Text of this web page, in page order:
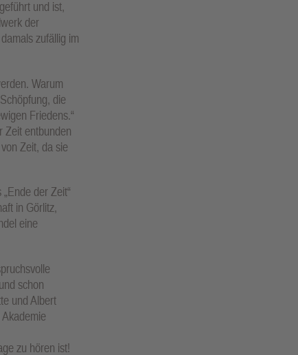
und ist,
der
zufällig im
Warum
die
Friedens.“
Zeit entbunden
Zeit, da sie
der Zeit“
in Görlitz,
eine
schon
und Albert
zu hören ist!